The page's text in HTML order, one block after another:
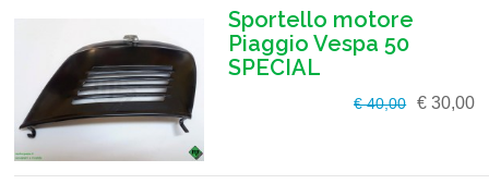
Sportello motore
Piaggio Vespa 50
SPECIAL
€ 40,00 € 30,00